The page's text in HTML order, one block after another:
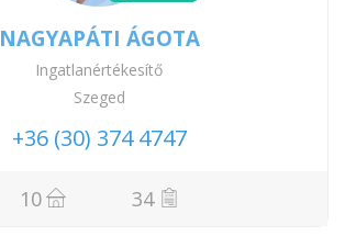
NAGYAPÁTI ÁGOTA
Ingatlanértékesítő
Szeged
+36 (30) 374 4747
10 34